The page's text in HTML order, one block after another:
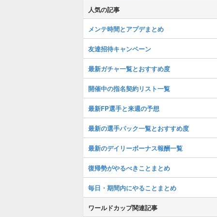
人気の記事
メンテ時間とアプデまとめ
友達招待キャンペーン
最新ガチャ一覧とおすすめ度
開催中の指名契約リスト一覧
最新FP選手と来週の予想
最新の選手パック一覧とおすすめ度
最新のデイリーボーナス報酬一覧
復帰勢がやるべきことまとめ
毎日・期間内にやることまとめ
ワールドカップ関連記事